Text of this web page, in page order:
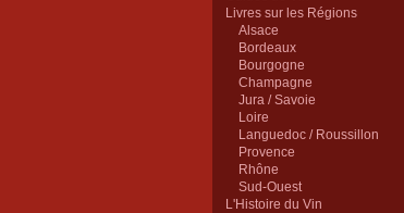
Livres sur les Régions
Alsace
Bordeaux
Bourgogne
Champagne
Jura / Savoie
Loire
Languedoc / Roussillon
Provence
Rhône
Sud-Ouest
L'Histoire du Vin